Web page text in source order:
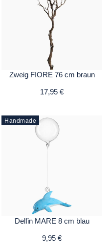
Zweig FIORE 76 cm braun
17,95 €
Handmade
Delfin MARE 8 cm blau
9,95 €